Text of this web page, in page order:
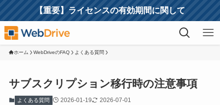
【重要】ライセンスの有効期間に関して
ホーム WebDriveのFAQ よくある質問
サブスクリプション移行時の注意事項
よくある質問 2026-01-19 2026-07-01